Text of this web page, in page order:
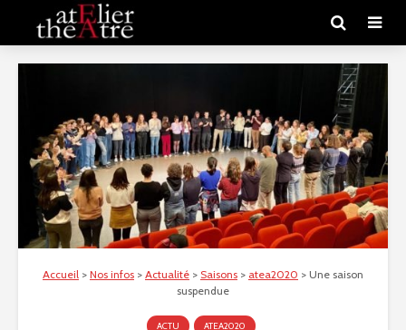
Accueil > Nos infos > Actualité > Saisons > atea2020 > Une saison
suspendue
ACTU ATEA2020